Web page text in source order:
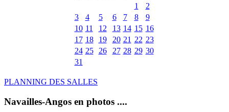
1
2
3
4 5 6 7 8
9
10 11 12 13 14 15 16
17 18 19 20 21 22 23
24 25 26 27 28 29 30
31
PLANNING DES SALLES
Navailles-Angos en photos ....